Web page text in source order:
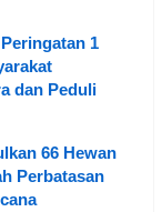
1
dan Peduli
66 Hewan
Perbatasan